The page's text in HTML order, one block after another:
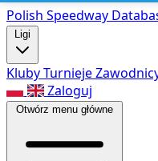
Polish Speedway
Ligi
KlubyTurnieje
Zaloguj
Otwórz menu główne